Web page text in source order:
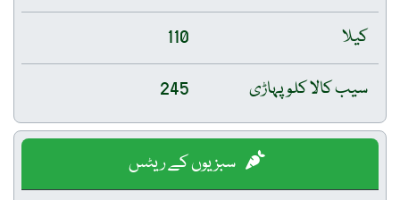
کیلا
110
سیب کالا کلو پہاڑی
245
سبزیوں کے ریٹس